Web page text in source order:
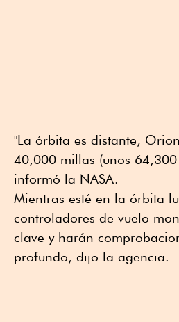
"La órbita es distante,
40,000 millas (unos
informó la NASA.
Mientras esté en la órbita
controladores de vuelo
clave y harán
profundo, dijo la agencia.